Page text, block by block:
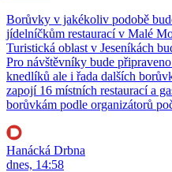
Borůvky v jakékoliv podobě
jídelníčkům restaurací v Malé
Turistická oblast v Jeseníkách
Pro návštěvníky bude
knedlíků ale i řada dalších
zapojí 16 místních restaurací a
borůvkám podle organizátorů
Hanácká Drbna
dnes, 14:58